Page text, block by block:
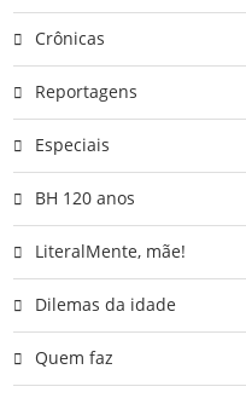
Crônicas
Reportagens
Especiais
BH 120 anos
LiteralMente, mãe!
Dilemas da idade
Quem faz